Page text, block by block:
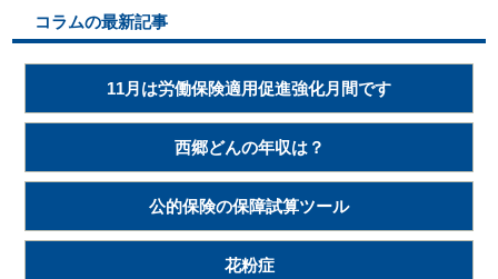
コラムの最新記事
11月は労働保険適用促進強化月間です
西郷どんの年収は？
公的保険の保障試算ツール
花粉症